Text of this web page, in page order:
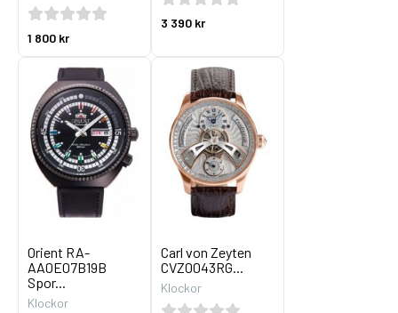
1 800 kr
3 390 kr
Orient RA-
AA0E07B19B
Spor...
Klockor
Carl von Zeyten
CVZ0043RG...
Klockor